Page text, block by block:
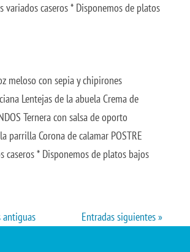
variados caseros * Disponemos de platos
meloso con sepia y chipirones
Lentejas de la abuela Crema de
Ternera con salsa de oporto
parrilla Corona de calamar POSTRE
caseros * Disponemos de platos bajos
antiguas Entradas siguientes »